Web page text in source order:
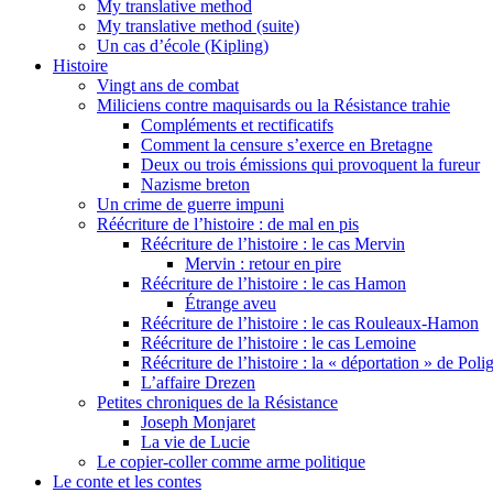
My translative method
My translative method (suite)
Un cas d’école (Kipling)
Histoire
Vingt ans de combat
Miliciens contre maquisards ou la Résistance trahie
Compléments et rectificatifs
Comment la censure s’exerce en Bretagne
Deux ou trois émissions qui provoquent la fureur
Nazisme breton
Un crime de guerre impuni
Réécriture de l’histoire : de mal en pis
Réécriture de l’histoire : le cas Mervin
Mervin : retour en pire
Réécriture de l’histoire : le cas Hamon
Étrange aveu
Réécriture de l’histoire : le cas Rouleaux-Hamon
Réécriture de l’histoire : le cas Lemoine
Réécriture de l’histoire : la « déportation » de
L’affaire Drezen
Petites chroniques de la Résistance
Joseph Monjaret
La vie de Lucie
Le copier-coller comme arme politique
Le conte et les contes